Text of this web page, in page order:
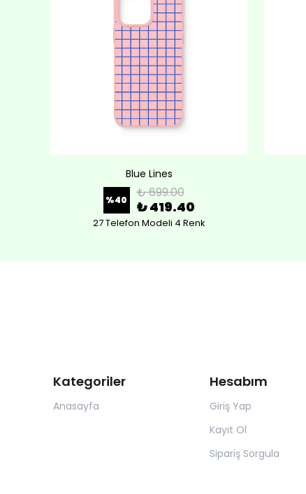
Blue Lines
%40 ₺ 699.00
₺ 419.40
27 Telefon Modeli 4 Renk
Kategoriler
Anasayfa
Hesabım
Giriş Yap
Kayıt Ol
Sipariş Sorgula